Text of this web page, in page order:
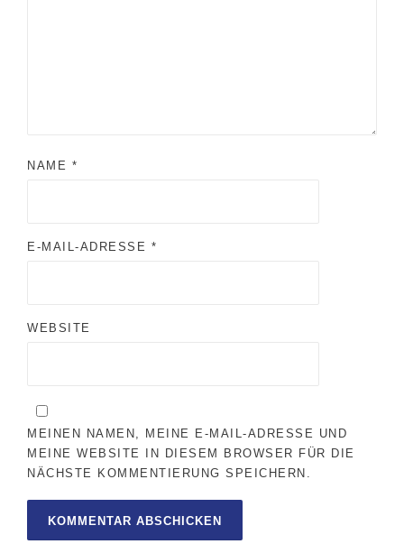
NAME *
E-MAIL-ADRESSE *
WEBSITE
MEINEN NAMEN, MEINE E-MAIL-ADRESSE UND
MEINE WEBSITE IN DIESEM BROWSER FÜR DIE
NÄCHSTE KOMMENTIERUNG SPEICHERN.